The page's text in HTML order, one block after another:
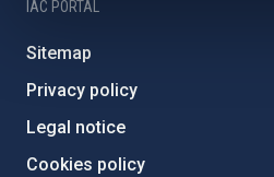
IAC PORTAL
Sitemap
Privacy policy
Legal notice
Cookies policy